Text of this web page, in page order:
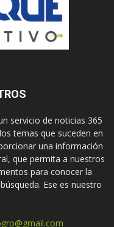
servicio de noticias 365
temas que suceden en
una información
que permita a nuestros
para conocer la
Ese es nuestro